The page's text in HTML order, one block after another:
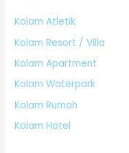
Kolam Atletik
Kolam Resort / Villa
Kolam Apartment
Kolam Waterpark
Kolam Rumah
Kolam Hotel